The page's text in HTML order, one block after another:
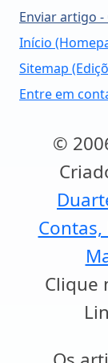
Enviar artigo
Início
Sitemap
Entre em
©
Clique